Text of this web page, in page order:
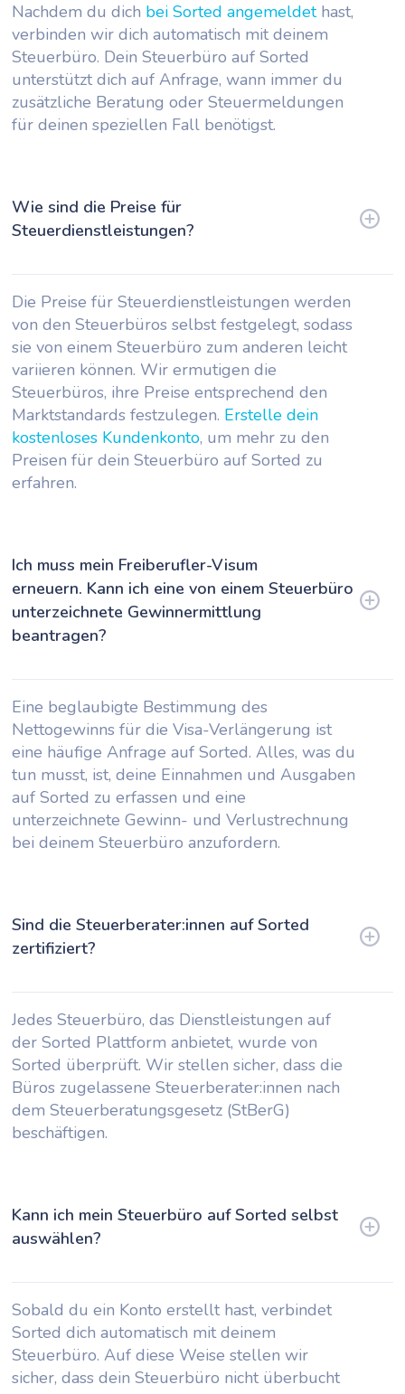
Nachdem du dich bei Sorted angemeldethast,
verbinden wir dich automatisch mit deinem
Steuerbüro. Dein Steuerbüro auf Sorted
unterstützt dich auf Anfrage, wann immer du
zusätzliche Beratung oder Steuermeldungen
für deinen speziellen Fall benötigst.
Wie sind die Preise für
Steuerdienstleistungen?
Die Preise für Steuerdienstleistungen werden
von den Steuerbüros selbst festgelegt, sodass
sie von einem Steuerbüro zum anderen leicht
variieren können. Wir ermutigen die
Steuerbüros, ihre Preise entsprechend den
Marktstandards festzulegen. Erstelle dein
kostenloses Kundenkonto, um mehr zu den
Preisen für dein Steuerbüro auf Sorted zu
erfahren.
Ich muss mein Freiberufler-Visum
erneuern. Kann ich eine von einem Steuerbüro
unterzeichnete Gewinnermittlung
beantragen?
Eine beglaubigte Bestimmung des
Nettogewinns für die Visa-Verlängerung ist
eine häufige Anfrage auf Sorted. Alles, was du
tun musst, ist, deine Einnahmen und Ausgaben
auf Sorted zu erfassen und eine
unterzeichnete Gewinn- und Verlustrechnung
bei deinem Steuerbüro anzufordern.
Sind die Steuerberater:innen auf Sorted
zertifiziert?
Jedes Steuerbüro, das Dienstleistungen auf
der Sorted Plattform anbietet, wurde von
Sorted überprüft. Wir stellen sicher, dass die
Büros zugelassene Steuerberater:innen nach
dem Steuerberatungsgesetz (StBerG)
beschäftigen.
Kann ich mein Steuerbüro auf Sorted selbst
auswählen?
Sobald du ein Konto erstellt hast, verbindet
Sorted dich automatisch mit deinem
Steuerbüro. Auf diese Weise stellen wir
sicher, dass dein Steuerbüro nicht überbucht